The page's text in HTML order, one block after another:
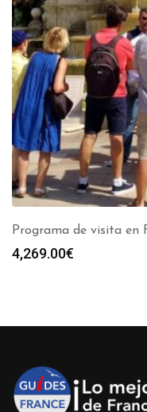
Programa de visita en
4,269.00€